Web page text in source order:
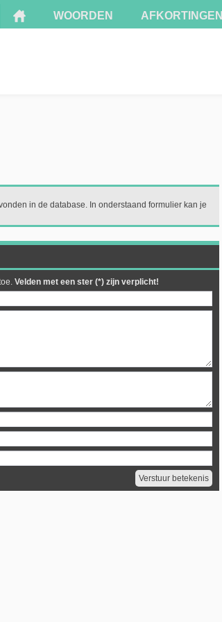
WOORDEN AFKORTINGEN
in de database. In onderstaand formulier kan je
Velden met een ster (*) zijn verplicht!